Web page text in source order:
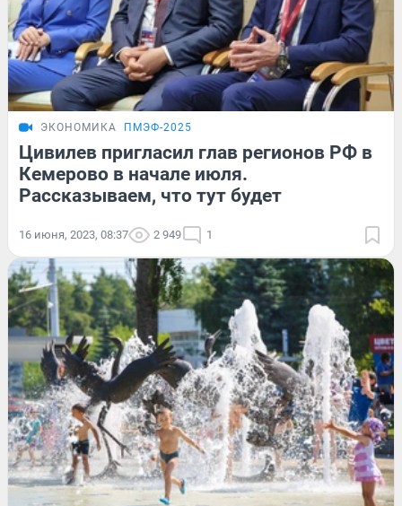
ЭКОНОМИКА ПМЭФ-2025
Цивилев пригласил глав регионов РФ в
Кемерово в начале июля.
Рассказываем, что тут будет
16 июня, 2023, 08:37 2 949 1